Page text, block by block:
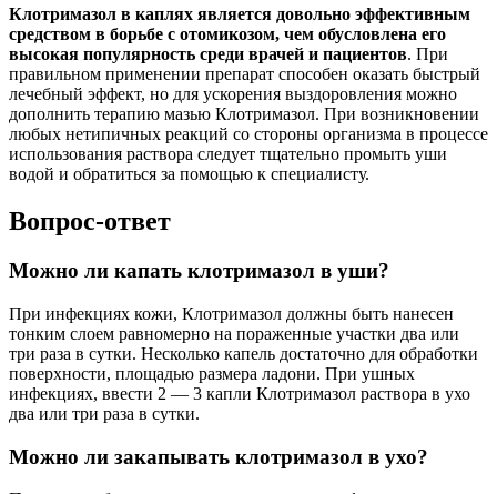
Клотримазол в каплях является довольно эффективным
средством в борьбе с отомикозом, чем обусловлена его
высокая популярность среди врачей и пациентов. При
правильном применении препарат способен оказать быстрый
лечебный эффект, но для ускорения выздоровления можно
дополнить терапию мазью Клотримазол. При возникновении
любых нетипичных реакций со стороны организма в процессе
использования раствора следует тщательно промыть уши
водой и обратиться за помощью к специалисту.
Вопрос-ответ
Можно ли капать клотримазол в уши?
При инфекциях кожи, Клотримазол должны быть нанесен
тонким слоем равномерно на пораженные участки два или
три раза в сутки. Несколько капель достаточно для обработки
поверхности, площадью размера ладони. При ушных
инфекциях, ввести 2 — 3 капли Клотримазол раствора в ухо
два или три раза в сутки.
Можно ли закапывать клотримазол в ухо?